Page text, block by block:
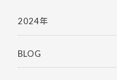
2024年
BLOG